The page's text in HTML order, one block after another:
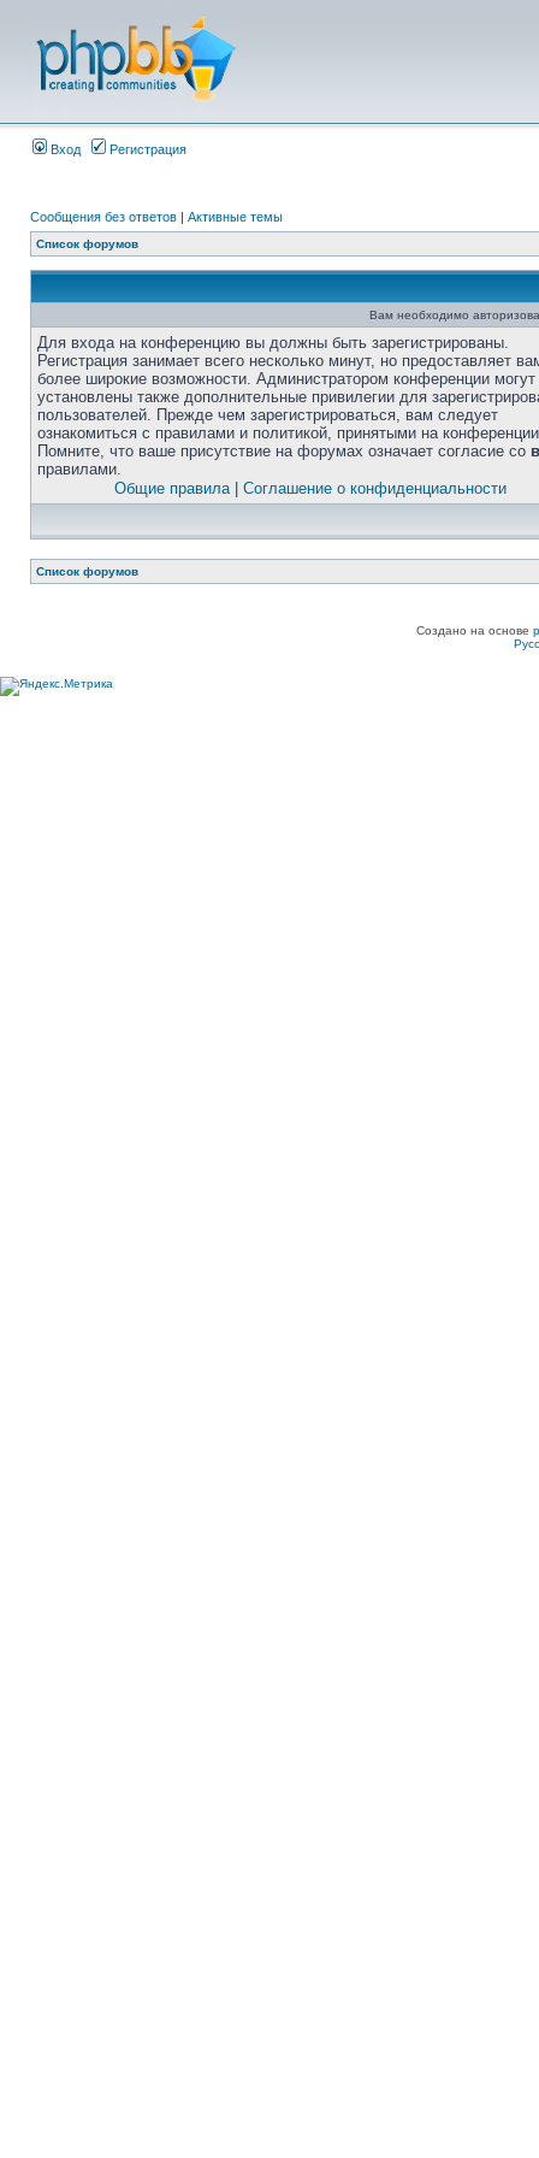
Вход Регистрация
Сообщения без ответов | Активные темы
Список форумов
Вам необходимо
Для входа на конференцию вы должны быть зарегистрированы.
Регистрация занимает всего несколько минут, но предоставляет
более широкие возможности. Администратором конференции
установлены также дополнительные привилегии для
пользователей. Прежде чем зарегистрироваться, вам следует
ознакомиться с правилами и политикой, принятыми на
Помните, что ваше присутствие на форумах означает согласие со
правилами.
Общие правила| Соглашение о конфиденциальности
Список форумов
Создано на основе